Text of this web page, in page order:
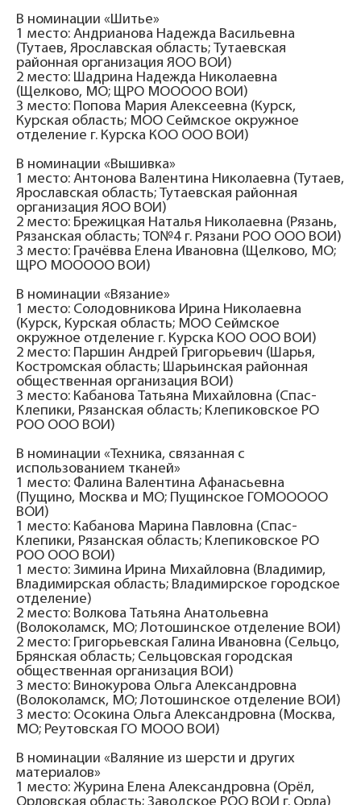
В номинации «Шитье»
1 место: Андрианова Надежда Васильевна
(Тутаев, Ярославская область; Тутаевская
районная организация ЯОО ВОИ)
2 место: Шадрина Надежда Николаевна
(Щелково, МО; ЩРО МООООО ВОИ)
3 место: Попова Мария Алексеевна (Курск,
Курская область; МОО Сеймское окружное
отделение г. Курска КОО ООО ВОИ)
В номинации «Вышивка»
1 место: Антонова Валентина Николаевна (Тутаев,
Ярославская область; Тутаевская районная
организация ЯОО ВОИ)
2 место: Брежицкая Наталья Николаевна (Рязань,
Рязанская область; ТО№4 г. Рязани РОО ООО ВОИ)
3 место: Грачёвва Елена Ивановна (Щелково, МО;
ЩРО МООООО ВОИ)
В номинации «Вязание»
1 место: Солодовникова Ирина Николаевна
(Курск, Курская область; МОО Сеймское
окружное отделение г. Курска КОО ООО ВОИ)
2 место: Паршин Андрей Григорьевич (Шарья,
Костромская область; Шарьинская районная
общественная организация ВОИ)
3 место: Кабанова Татьяна Михайловна (Спас-
Клепики, Рязанская область; Клепиковское РО
РОО ООО ВОИ)
В номинации «Техника, связанная с
использованием тканей»
1 место: Фалина Валентина Афанасьевна
(Пущино, Москва и МО; Пущинское ГОМООООО
ВОИ)
1 место: Кабанова Марина Павловна (Спас-
Клепики, Рязанская область; Клепиковское РО
РОО ООО ВОИ)
1 место: Зимина Ирина Михайловна (Владимир,
Владимирская область; Владимирское городское
отделение)
2 место: Волкова Татьяна Анатольевна
(Волоколамск, МО; Лотошинское отделение ВОИ)
2 место: Григорьевская Галина Ивановна (Сельцо,
Брянская область; Сельцовская городская
общественная организация ВОИ)
3 место: Винокурова Ольга Александровна
(Волоколамск, МО; Лотошинское отделение ВОИ)
3 место: Осокина Ольга Александровна (Москва,
МО; Реутовская ГО МООО ВОИ)
В номинации «Валяние из шерсти и других
материалов»
1 место: Журина Елена Александровна (Орёл,